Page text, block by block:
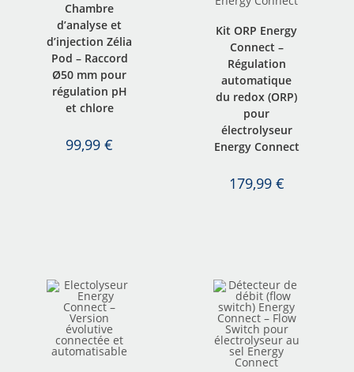
Chambre
d’analyse et
d’injection Zélia
Pod – Raccord
Ø50 mm pour
régulation pH
et chlore
99,99€
Kit ORP Energy
Connect –
Régulation
automatique
du redox (ORP)
pour
électrolyseur
Energy Connect
179,99 €